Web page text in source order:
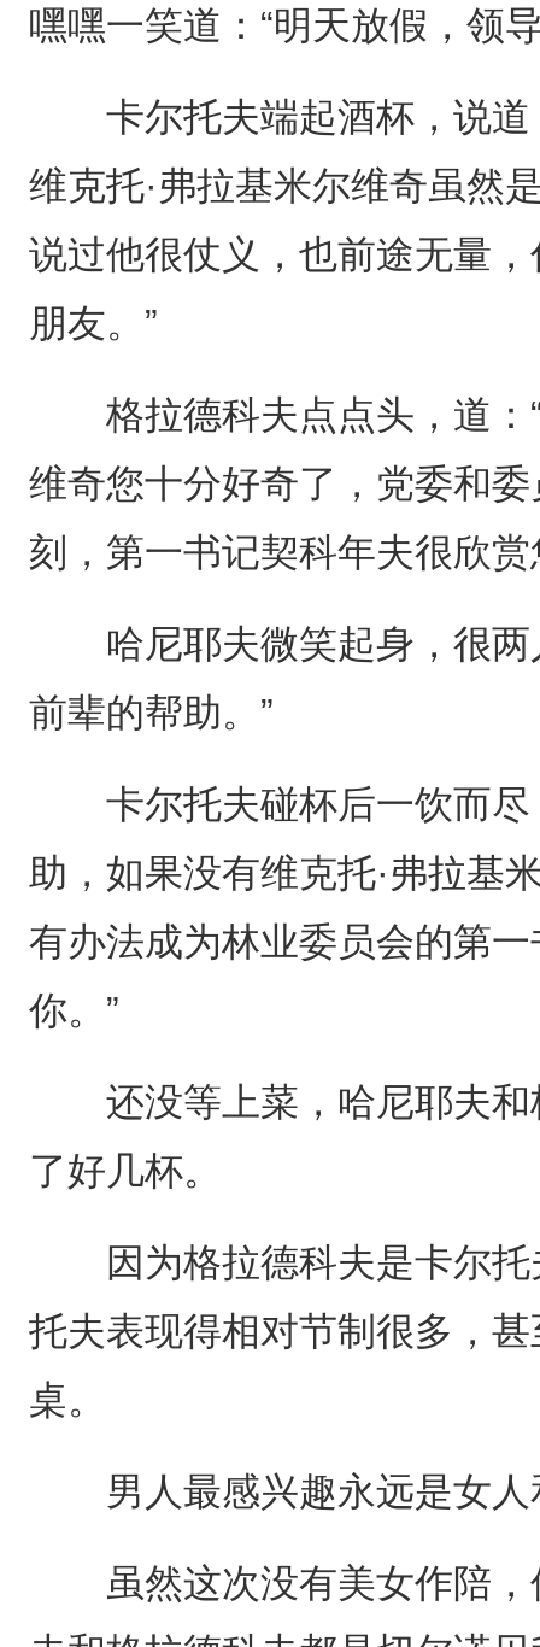
嘿嘿一笑道：“明天放假，领
卡尔托夫端起酒杯，说道
维克托·弗拉基米尔维奇虽然
说过他很仗义，也前途无量
朋友。”
格拉德科夫点点头，道：“
维奇您十分好奇了，党委和
刻，第一书记契科年夫很欣
哈尼耶夫微笑起身，很两
前辈的帮助。”
卡尔托夫碰杯后一饮而尽
助，如果没有维克托·弗拉基
有办法成为林业委员会的第
你。”
还没等上菜，哈尼耶夫和
了好几杯。
因为格拉德科夫是卡尔托
托夫表现得相对节制很多，
桌。
男人最感兴趣永远是女人
虽然这次没有美女作陪，